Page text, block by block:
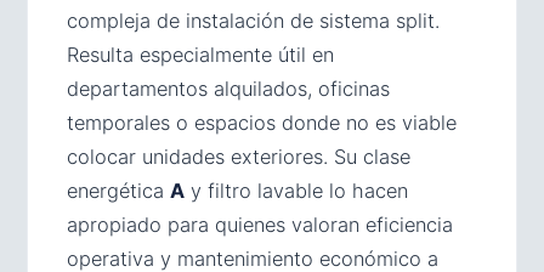
compleja de instalación de sistema split.
Resulta especialmente útil en
departamentos alquilados, oficinas
temporales o espacios donde no es viable
colocar unidades exteriores. Su clase
energética A y filtro lavable lo hacen
apropiado para quienes valoran eficiencia
operativa y mantenimiento económico a